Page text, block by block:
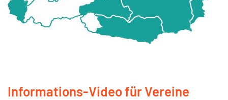
Informations-Video für Vereine